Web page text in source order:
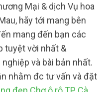
Mại & dịch Vụ hoa
hãy tới mang bên
mang đến bạn các
tuyệt vời nhất &
và bài bản nhất.
nhằm đc tư vấn và đặt